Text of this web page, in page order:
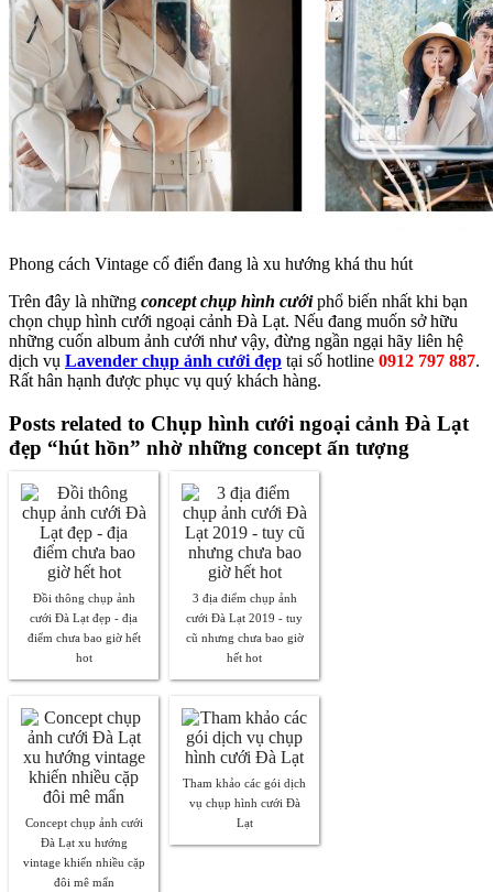
Phong cách Vintage cổ điển đang là xu hướng khá thu hút
Trên đây là những concept chụp hình cướiphổ biến nhất khi bạn
chọn chụp hình cưới ngoại cảnh Đà Lạt. Nếu đang muốn sở hữu
những cuốn album ảnh cưới như vậy, đừng ngần ngại hãy liên hệ
dịch vụ Lavender chụp ảnh cưới đẹp tại số hotline 0912 797 887.
Rất hân hạnh được phục vụ quý khách hàng.
Posts related to Chụp hình cưới ngoại cảnh Đà Lạt
đẹp “hút hồn” nhờ những concept ấn tượng
Đồi thông chụp ảnh
cưới Đà Lạt đẹp - địa
điểm chưa bao giờ hết
hot
3 địa điểm chụp ảnh
cưới Đà Lạt 2019 - tuy
cũ nhưng chưa bao giờ
hết hot
Concept chụp ảnh cưới
Đà Lạt xu hướng
vintage khiến nhiều cặp
đôi mê mẩn
Tham khảo các gói dịch
vụ chụp hình cưới Đà
Lạt